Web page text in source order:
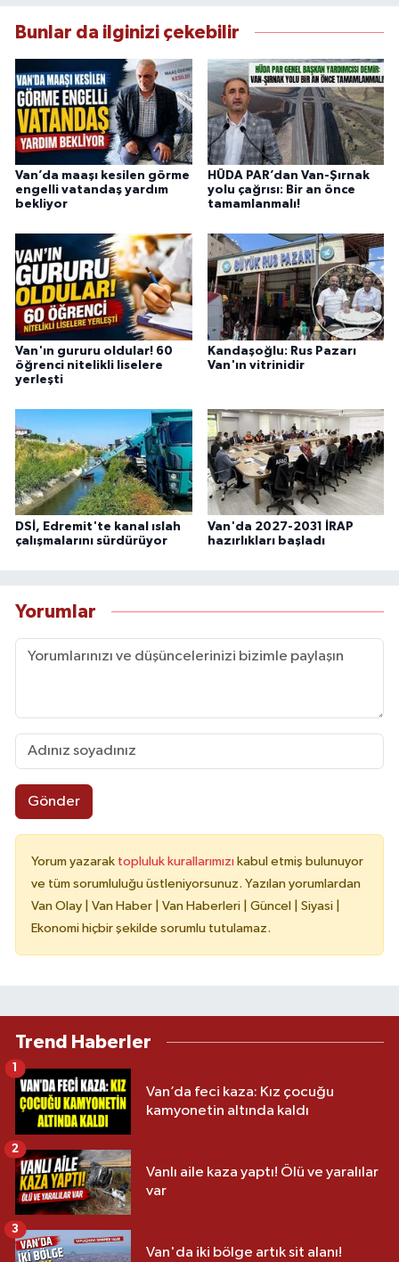
Bunlar da ilginizi çekebilir
Van’da maaşı kesilen görme
engelli vatandaş yardım
bekliyor
HÜDA PAR’dan Van-Şırnak
yolu çağrısı: Bir an önce
tamamlanmalı!
Van'ın gururu oldular! 60
öğrenci nitelikli liselere
yerleşti
Kandaşoğlu: Rus Pazarı
Van'ın vitrinidir
DSİ, Edremit'te kanal ıslah
çalışmalarını sürdürüyor
Van'da 2027-2031 İRAP
hazırlıkları başladı
Yorumlar
Gönder
Yorum yazarak topluluk kurallarımızı kabul etmiş bulunuyor
ve tüm sorumluluğu üstleniyorsunuz. Yazılan yorumlardan
Van Olay | Van Haber | Van Haberleri | Güncel | Siyasi |
Ekonomi hiçbir şekilde sorumlu tutulamaz.
Trend Haberler
Van’da feci kaza: Kız çocuğu
kamyonetin altında kaldı
Vanlı aile kaza yaptı! Ölü ve yaralılar
var
2
Van'da iki bölge artık sit alanı!
3